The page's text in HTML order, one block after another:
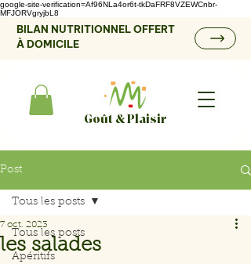
google-site-verification=Af96NLa4or6t-tkDaFRF8VZEWCnbr-
MFJORVgryjbL8
BILAN NUTRITIONNEL OFFERT
À DOMICILE
Goût & Plaisir
Post
Tous les posts
Apéritifs
Tous les posts
les salades
7 oct. 2023